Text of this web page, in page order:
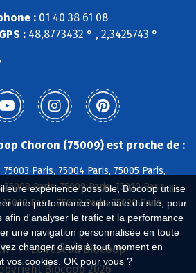
expérience possible, Biocoop utilise
une performance optimale du site, pour
afin d'analyser le trafic et la performance
une navigation personnalisée en toute
changer d'avis à tout moment en
vos cookies. OK pour vous ?
:01 40 38 61 08
:48,8773432 ° , 2,3425743 °
Choron (75009) est proche de :
Paris, 75004 Paris, 75005 Paris,
75008 Paris, 75009 Paris, 75010 Paris,
Paris, 75019 Paris, 75020 Paris
Le réseau Biocoop
Biocoop 2026